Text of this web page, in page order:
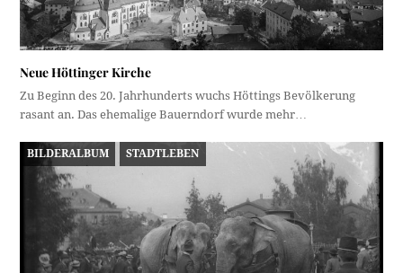
Neue Höttinger Kirche
Zu Beginn des 20. Jahrhunderts wuchs Höttings Bevölkerung
rasant an. Das ehemalige Bauerndorf wurde mehr…
BILDERALBUM STADTLEBEN